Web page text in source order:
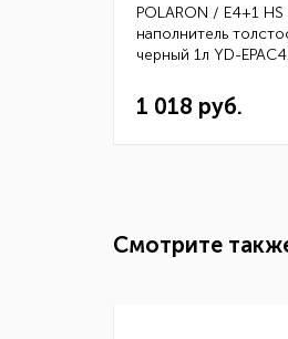
POLARON / E4+1 HS
наполнитель
черный 1л YD-
1 018 руб.
Смотрите